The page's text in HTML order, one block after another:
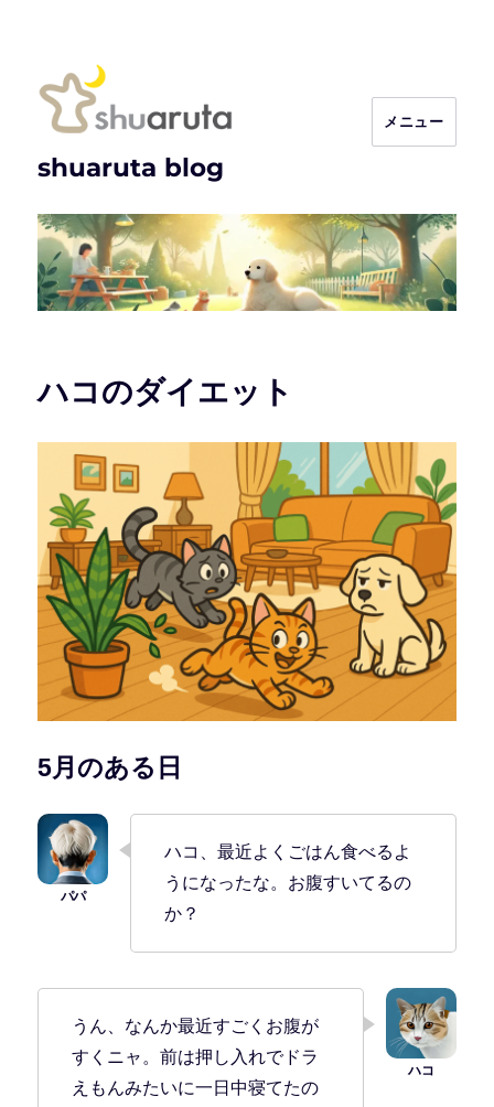
shuaruta blog
メニュー
ハコのダイエット
5月のある日
ハコ、最近よくごはん食べるよ
うになったな。お腹すいてるの
か？
うん、なんか最近すごくお腹が
すくニャ。前は押し入れでドラ
えもんみたいに一日中寝てたの